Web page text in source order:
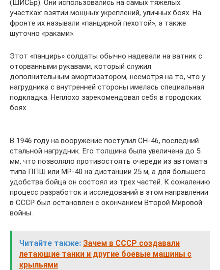
(ШИСБр). Они использовались на самых тяжелых
участках: взятии мощных укреплений, уличных боях. На
фронте их называли «панцирной пехотой», а также
шуточно «раками».
Этот «панцирь» солдаты обычно надевали на ватник с
оторванными рукавами, который служил
дополнительным амортизатором, несмотря на то, что у
нагрудника с внутренней стороны имелась специальная
подкладка. Неплохо зарекомендовал себя в городских
боях.
В 1946 году на вооружение поступил СН-46, последний
стальной нагрудник. Его толщина была увеличена до 5
мм, что позволяло противостоять очереди из автомата
типа ППШ или МР-40 на дистанции 25 м, а для большего
удобства бойца он состоял из трех частей. К сожалению
процесс разработок и исследований в этом направлении
в СССР был остановлен с окончанием Второй Мировой
войны.
Читайте также: Зачем в СССР создавали
летающие танки и другие боевые машины с
крыльями